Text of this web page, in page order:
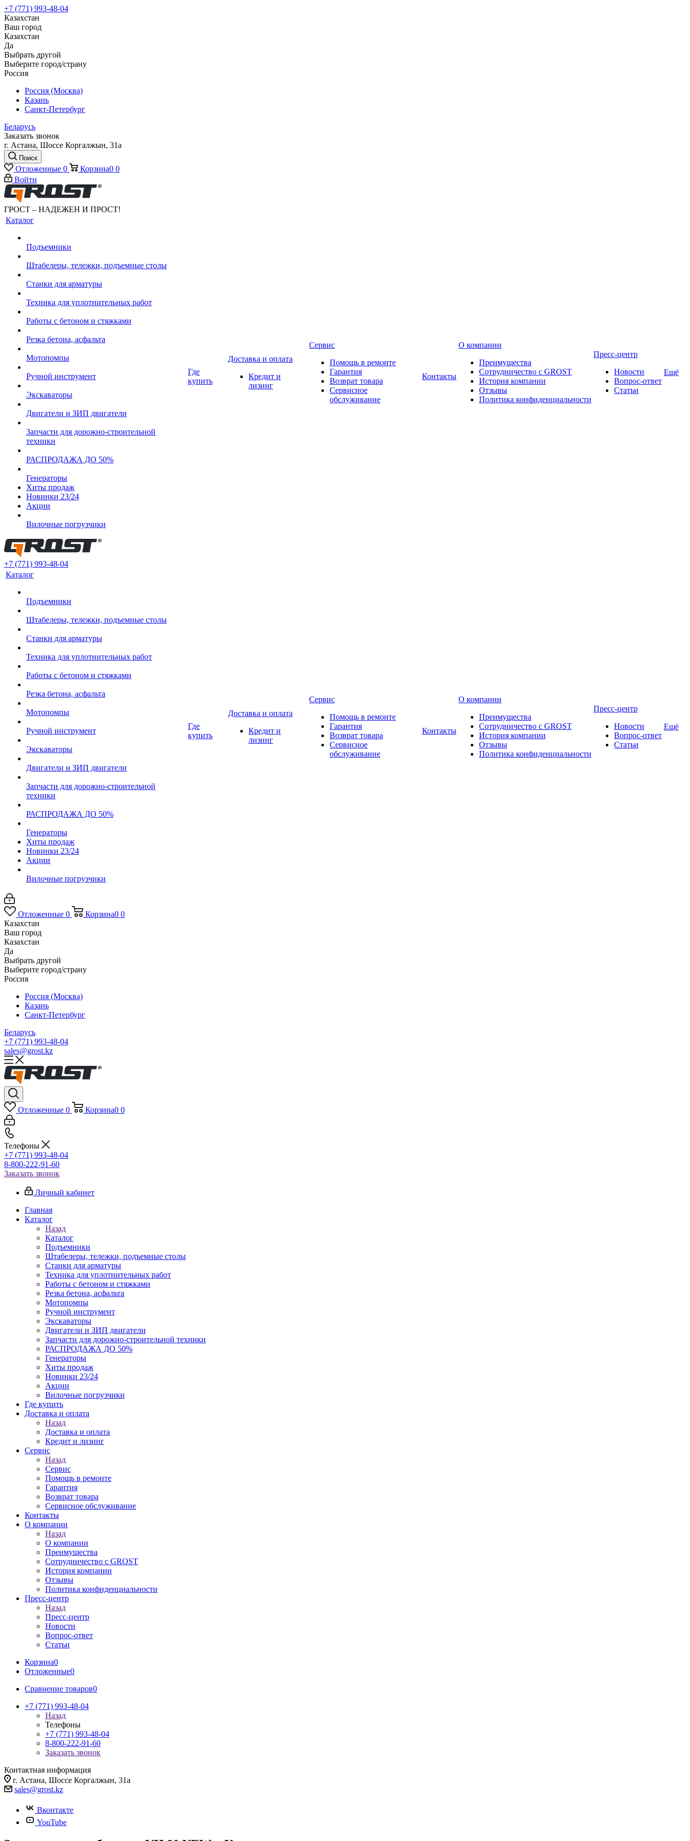
+7 (771) 993-48-04
Казахстан
Ваш город
Казахстан
Да
Выбрать другой
Выберите город/страну
Россия
Россия (Москва)
Казань
Санкт-Петербург
Беларусь
Заказать звонок
г. Астана, Шоссе Коргалжын, 31а
Поиск
Отложенные 0 Корзина0 0
Войти
ГРОСТ – НАДЕЖЕН И ПРОСТ!
Каталог
Подъемники
Штабелеры, тележки, подъемные столы
Станки для арматуры
Техника для уплотнительных работ
Работы с бетоном и стяжками
Резка бетона, асфальта
Мотопомпы
Ручной инструмент
Экскаваторы
Двигатели и ЗИП двигатели
Запчасти для дорожно-строительной
техники
РАСПРОДАЖА ДО 50%
Генераторы
Хиты продаж
Новинки 23/24
Акции
Вилочные погрузчики
Где
купить
Доставка и оплата
Кредит и
лизинг
Сервис
Помощь в ремонте
Гарантия
Возврат товара
Сервисное
обслуживание
Контакты
О компании
Преимущества
Сотрудничество с GROST
История компании
Отзывы
Политика конфиденциальности
Пресс-центр
Новости
Вопрос-ответ
Статьи
Ещё
+7 (771) 993-48-04
Каталог
Подъемники
Штабелеры, тележки, подъемные столы
Станки для арматуры
Техника для уплотнительных работ
Работы с бетоном и стяжками
Резка бетона, асфальта
Мотопомпы
Ручной инструмент
Экскаваторы
Двигатели и ЗИП двигатели
Запчасти для дорожно-строительной
техники
РАСПРОДАЖА ДО 50%
Генераторы
Хиты продаж
Новинки 23/24
Акции
Вилочные погрузчики
Где
купить
Доставка и оплата
Кредит и
лизинг
Сервис
Помощь в ремонте
Гарантия
Возврат товара
Сервисное
обслуживание
Контакты
О компании
Преимущества
Сотрудничество с GROST
История компании
Отзывы
Политика конфиденциальности
Пресс-центр
Новости
Вопрос-ответ
Статьи
Ещё
Отложенные 0 Корзина0 0
Казахстан
Ваш город
Казахстан
Да
Выбрать другой
Выберите город/страну
Россия
Россия (Москва)
Казань
Санкт-Петербург
Беларусь
+7 (771) 993-48-04
sales@grost.kz
Отложенные 0 Корзина0 0
Телефоны
+7 (771) 993-48-04
8-800-222-91-60
Заказать звонок
Личный кабинет
Главная
Каталог
Назад
Каталог
Подъемники
Штабелеры, тележки, подъемные столы
Станки для арматуры
Техника для уплотнительных работ
Работы с бетоном и стяжками
Резка бетона, асфальта
Мотопомпы
Ручной инструмент
Экскаваторы
Двигатели и ЗИП двигатели
Запчасти для дорожно-строительной техники
РАСПРОДАЖА ДО 50%
Генераторы
Хиты продаж
Новинки 23/24
Акции
Вилочные погрузчики
Где купить
Доставка и оплата
Назад
Доставка и оплата
Кредит и лизинг
Сервис
Назад
Сервис
Помощь в ремонте
Гарантия
Возврат товара
Сервисное обслуживание
Контакты
О компании
Назад
О компании
Преимущества
Сотрудничество с GROST
История компании
Отзывы
Политика конфиденциальности
Пресс-центр
Назад
Пресс-центр
Новости
Вопрос-ответ
Статьи
Корзина0
Отложенные0
Сравнение товаров0
+7 (771) 993-48-04
Назад
Телефоны
+7 (771) 993-48-04
8-800-222-91-60
Заказать звонок
Контактная информация
г. Астана, Шоссе Коргалжын, 31а
sales@grost.kz
Вконтакте
YouTube